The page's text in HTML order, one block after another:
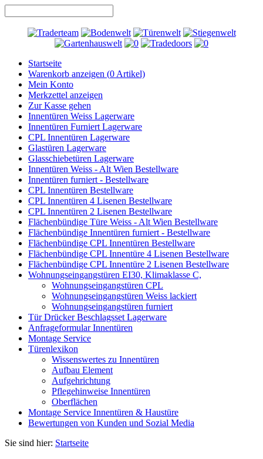
Startseite
Warenkorb anzeigen (0 Artikel)
Mein Konto
Merkzettel anzeigen
Zur Kasse gehen
Innentüren Weiss Lagerware
Innentüren Furniert Lagerware
CPL Innentüren Lagerware
Glastüren Lagerware
Glasschiebetüren Lagerware
Innentüren Weiss - Alt Wien Bestellware
Innentüren furniert - Bestellware
CPL Innentüren Bestellware
CPL Innentüren 4 Lisenen Bestellware
CPL Innentüren 2 Lisenen Bestellware
Flächenbündige Türe Weiss - Alt Wien Bestellware
Flächenbündige Innentüren furniert - Bestellware
Flächenbündige CPL Innentüren Bestellware
Flächenbündige CPL Innentüre 4 Lisenen Bestellware
Flächenbündige CPL Innentüre 2 Lisenen Bestellware
Wohnungseingangstüren EI30, Klimaklasse C,
Wohnungseingangstüren CPL
Wohnungseingangstüren Weiss lackiert
Wohnungseingangstüren furniert
Tür Drücker Beschlagsset Lagerware
Anfrageformular Innentüren
Montage Service
Türenlexikon
Wissenswertes zu Innentüren
Aufbau Element
Aufgehrichtung
Pflegehinweise Innentüren
Oberflächen
Montage Service Innentüren & Haustüre
Bewertungen von Kunden und Sozial Media
Sie sind hier: Startseite